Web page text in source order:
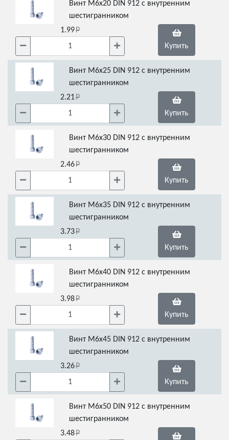
Винт М6х20 DIN 912 с внутренним
шестигранником
1.99
Купить
Винт М6х25 DIN 912 с внутренним
шестигранником
2.21
Купить
Винт М6х30 DIN 912 с внутренним
шестигранником
2.46
Купить
Винт М6х35 DIN 912 с внутренним
шестигранником
3.73
Купить
Винт М6х40 DIN 912 с внутренним
шестигранником
3.98
Купить
Винт М6х45 DIN 912 с внутренним
шестигранником
3.26
Купить
Винт М6х50 DIN 912 с внутренним
шестигранником
3.48